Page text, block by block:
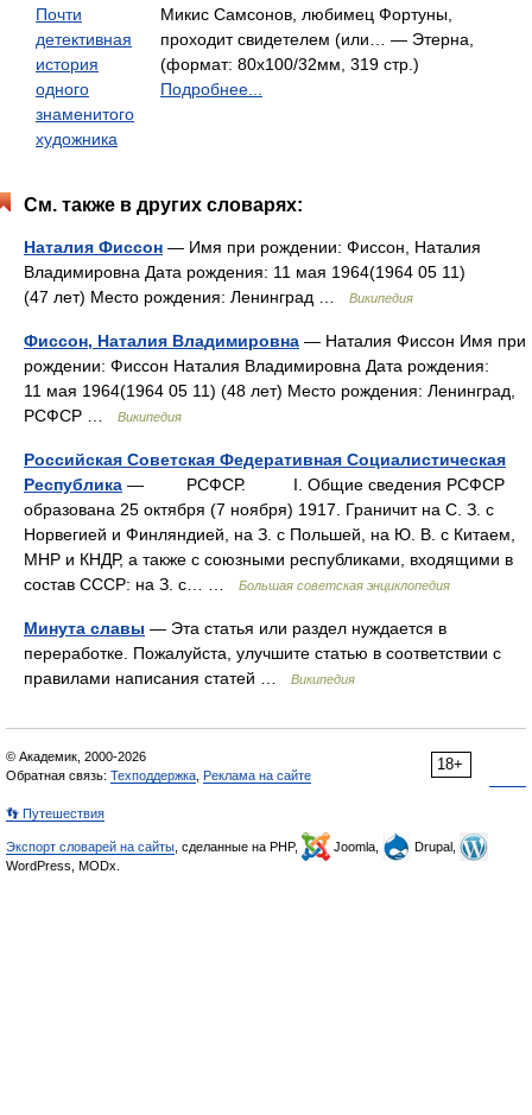
Почти
детективная
история
одного
знаменитого
художника
Микис Самсонов, любимец Фортуны,
проходит свидетелем (или… — Этерна,
(формат: 80x100/32мм, 319 стр.)
Подробнее...
См. также в других словарях:
Наталия Фиссон — Имя при рождении: Фиссон, Наталия
Владимировна Дата рождения: 11 мая 1964(1964 05 11)
(47 лет) Место рождения: Ленинград …
Википедия
Фиссон, Наталия Владимировна — Наталия Фиссон Имя при
рождении: Фиссон Наталия Владимировна Дата рождения:
11 мая 1964(1964 05 11) (48 лет) Место рождения: Ленинград,
РСФСР …
Википедия
Российская Советская Федеративная Социалистическая
Республика — РСФСР. I. Общие сведения РСФСР
образована 25 октября (7 ноября) 1917. Граничит на С. З. с
Норвегией и Финляндией, на З. с Польшей, на Ю. В. с Китаем,
МНР и КНДР, а также с союзными республиками, входящими в
состав СССР: на З. с… …
Большая советская энциклопедия
Минута славы — Эта статья или раздел нуждается в
переработке. Пожалуйста, улучшите статью в соответствии с
правилами написания статей …
Википедия
18+
© Академик, 2000-2026
Обратная связь: Техподдержка Реклама на сайте
👣 Путешествия
Экспорт словарей на сайты , сделанные на PHP, Joomla,
Drupal,
WordPress, MODx.